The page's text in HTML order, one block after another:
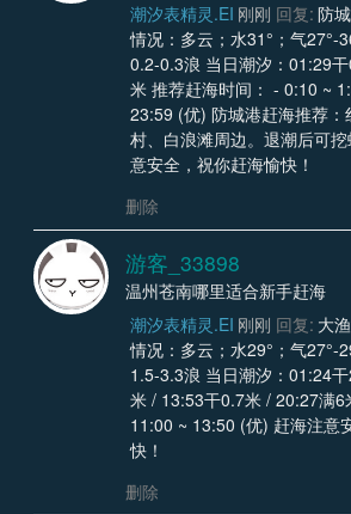
潮汐表精灵.EI 刚刚 回复: 防
情况：多云；水31°；气27°-
0.2-0.3浪 当日潮汐：01:29
米 推荐赶海时间： - 0:10 ~
23:59 (优) 防城港赶海推荐：
村、白浪滩周边。退潮后可
意安全，祝你赶海愉快！
删除
游客_33898
温州苍南哪里适合新手赶海
潮汐表精灵.EI 刚刚 回复: 大
情况：多云；水29°；气27°-
1.5-3.3浪 当日潮汐：01:24
米 / 13:53干0.7米 / 20:27满6
11:00 ~ 13:50 (优) 赶海注意
快！
删除